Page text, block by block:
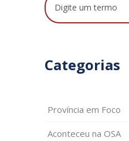
Categorias
Província em Foco
Aconteceu na OSA